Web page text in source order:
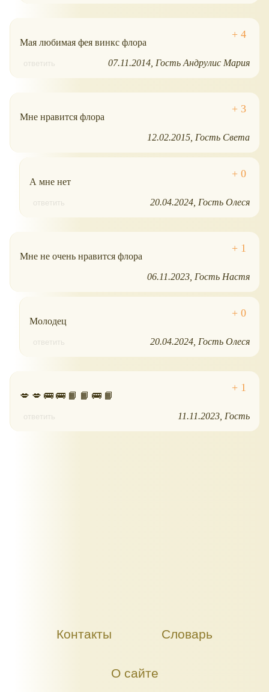
Мая любимая фея винкс флора
ответить 07.11.2014 Гость Андрулис Мария
Мне нравится флора
12.02.2015 Гость Света
А мне нет
ответить 20.04.2024 Гость Олеся
Мне не очень нравится флора
06.11.2023 Гость Настя
Молодец
ответить 20.04.2024 Гость Олеся
💋 💋 🚌 🚌 📙 📙 🚌 📙
ответить 11.11.2023 Гость
Контакты Словарь
О сайте